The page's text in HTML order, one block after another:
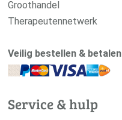
Groothandel
Therapeutennetwerk
Veilig bestellen & betalen
Service & hulp